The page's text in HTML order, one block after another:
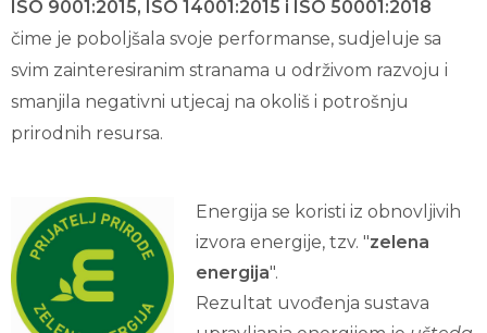
ISO 9001:2015, ISO 14001:2015 i ISO 50001:2018
čime je poboljšala svoje performanse, sudjeluje sa
svim zainteresiranim stranama u održivom razvoju i
smanjila negativni utjecaj na okoliš i potrošnju
prirodnih resursa.
Energija se koristi iz obnovljivih
izvora energije, tzv. "zelena
energija".
Rezultat uvođenja sustava